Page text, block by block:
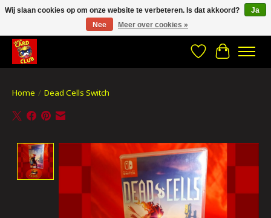
CRACH CARD CLUB , The best place to Geek out!
Verlanglijst
Home / Dead Cells Switch
Product image slideshow Items
Wij slaan cookies op om onze website te verbeteren. Is dat akkoord?
Ja
Nee
Meer over cookies »